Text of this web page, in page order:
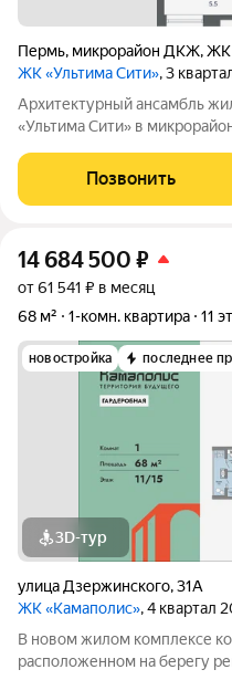
Пермь, микрорайон ДКЖ,ЖК
ЖК «Ультима Сити», 3
Архитектурный ансамбль
«Ультима Сити» в
воплощает в себе
сочетая технологичность,
Позвонить
14 684 500 ₽
от 61 541 ₽ в месяц
68 м²
1-комн. квартира 11
новостройка последнее
3D-тур
улица Дзержинского,31А
ЖК «Камаполис», 4 квартал
В новом жилом комплексе
расположенном на берегу